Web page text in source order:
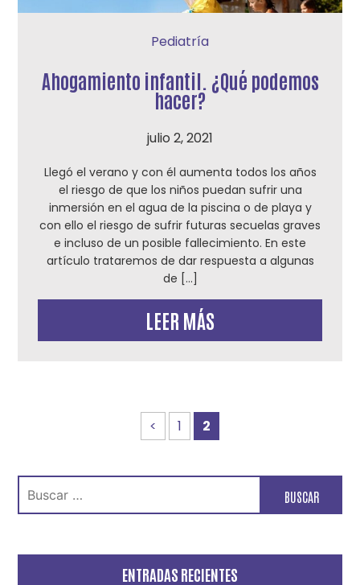
Pediatría
Ahogamiento infantil. ¿Qué podemos
hacer?
julio 2, 2021
Llegó el verano y con él aumenta todos los años
el riesgo de que los niños puedan sufrir una
inmersión en el agua de la piscina o de playa y
con ello el riesgo de sufrir futuras secuelas graves
e incluso de un posible fallecimiento. En este
artículo trataremos de dar respuesta a algunas
de […]
LEER MÁS
< 1 2
Buscar:
ENTRADAS RECIENTES